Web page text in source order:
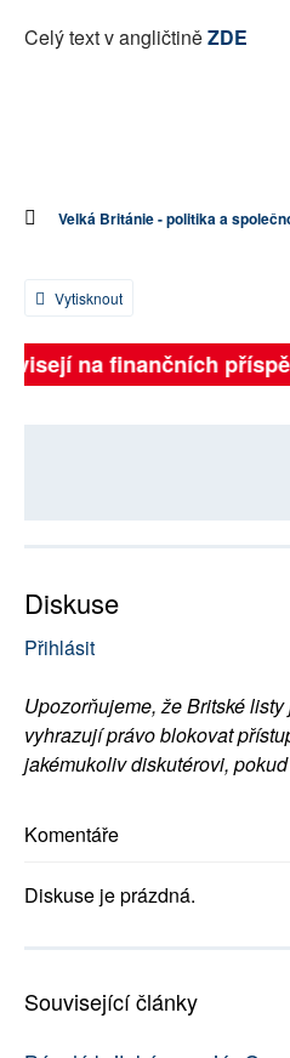
Celý text v angličtiněZDE
Velká Británie - politika a
Vytisknout
na finančních
Diskuse
Přihlásit
Upozorňujeme, že Britské
vyhrazují právo blokovat
jakémukoliv diskutérovi,
Komentáře
Diskuse je prázdná.
Související články